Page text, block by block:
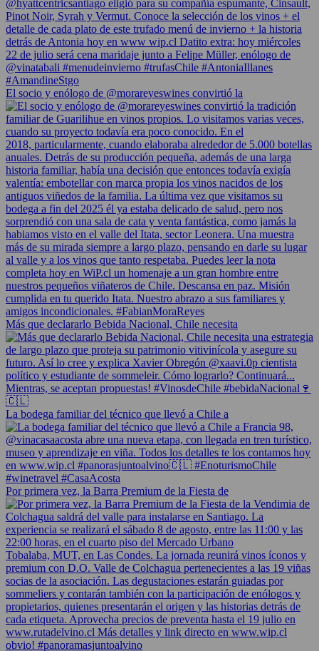
El socio y enólogo de @morareyeswines convirtió la
Más que declararlo Bebida Nacional, Chile necesita
La bodega familiar del técnico que llevó a Chile a
Por primera vez, la Barra Premium de la Fiesta de